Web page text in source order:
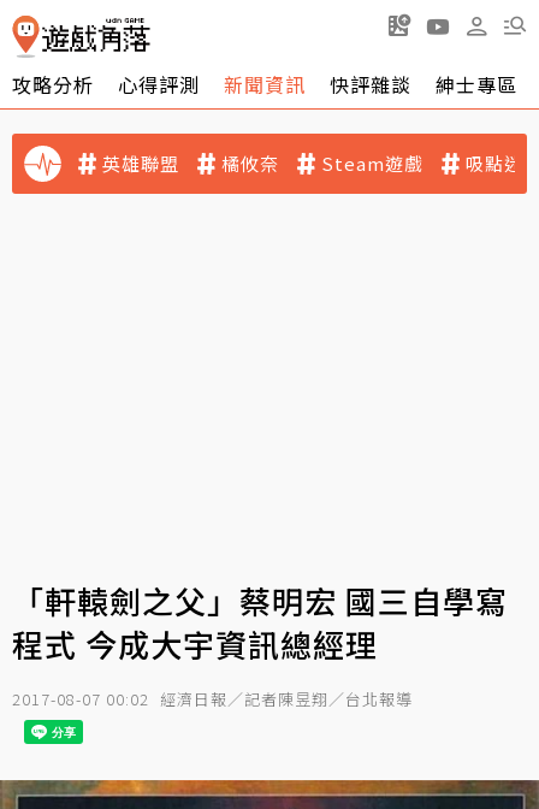
攻略分析 心得評測 新聞資訊 快評雜談 紳士專區
英雄聯盟 橘攸奈 Steam遊戲 吸點迷
「軒轅劍之父」蔡明宏 國三自學寫
程式 今成大宇資訊總經理
2017-08-07 00:02 經濟日報／記者陳昱翔／台北報導